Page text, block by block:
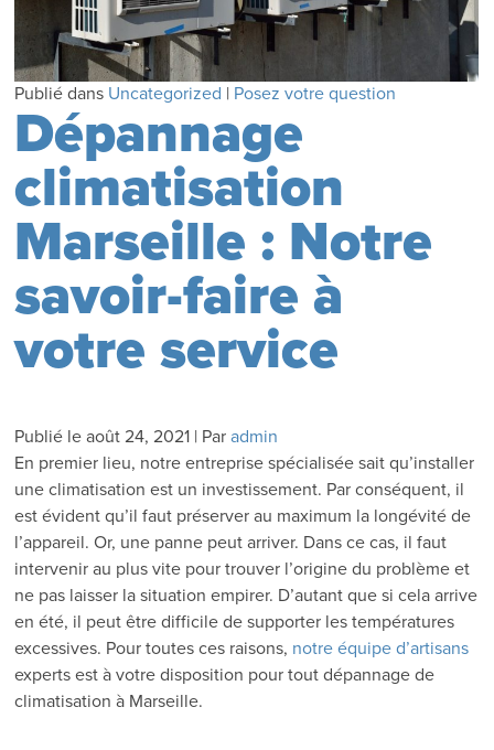
Publié dans Uncategorized | Posez votre question
Dépannage
climatisation
Marseille : Notre
savoir-faire à
votre service
Publié le août 24, 2021 | Par admin
En premier lieu, notre entreprise spécialisée sait qu’installer
une climatisation est un investissement. Par conséquent, il
est évident qu’il faut préserver au maximum la longévité de
l’appareil. Or, une panne peut arriver. Dans ce cas, il faut
intervenir au plus vite pour trouver l’origine du problème et
ne pas laisser la situation empirer. D’autant que si cela arrive
en été, il peut être difficile de supporter les températures
excessives. Pour toutes ces raisons, notre équipe d’artisans
experts est à votre disposition pour tout dépannage de
climatisation à Marseille.